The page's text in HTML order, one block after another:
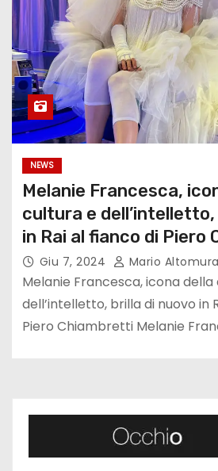
NEWS
Melanie Francesca,
cultura e
in Rai al fianco di Piero
Giu 7, 2024 Mario Altomura
Melanie Francesca, icona
dell’intelletto, brilla di nuovo in
Piero Chiambretti Melanie